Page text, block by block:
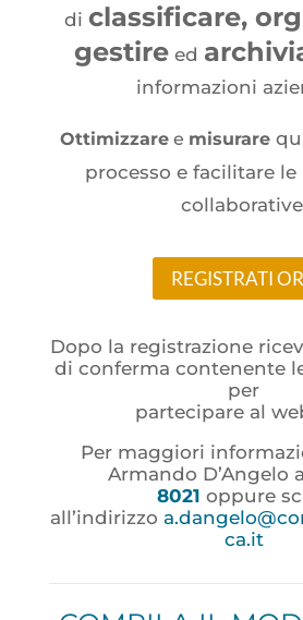
diclassificare,
gestireed
informazioni
Ottimizzare e misurare
processo e facilitare
REGISTRATI
Dopo la registrazione
di conferma contenente
per
partecipare al
Per maggiori
Armando D’Angelo
8021 oppure
all’indirizzo
ca.it